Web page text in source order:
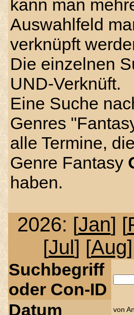
kann man
Auswahlfeld
verknüpft
Die einzelnen
UND-Verknüft.
Eine Suche
Genres
alle Termine,
Genre Fantasy
haben.
2026: [Jan] [
[Jul] [Aug
Suchbegriff
oder Con-ID
Datum
von